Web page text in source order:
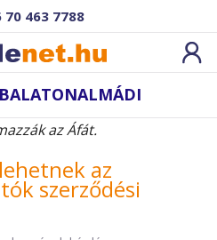
70 463 7788
az Áfát.
az
szerződési